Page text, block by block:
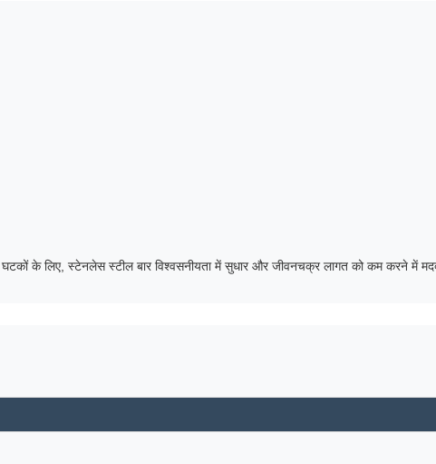
के लिए, स्टेनलेस स्टील बार विश्वसनीयता में सुधार और जीवनचक्र लागत को कम करने में